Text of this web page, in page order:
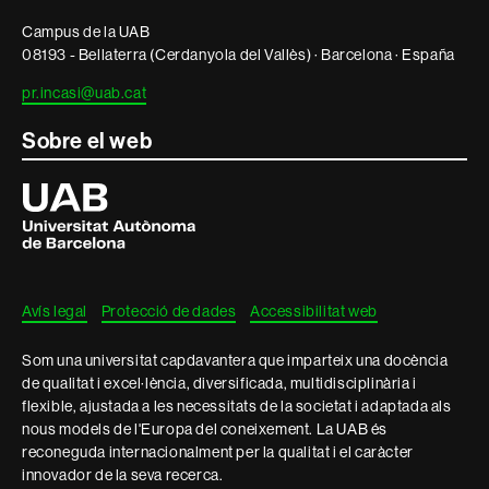
Campus de la UAB
08193 - Bellaterra (Cerdanyola del Vallès) · Barcelona · España
pr.incasi@uab.cat
Sobre el web
Universitat
Autònoma
de
Barcelona
Avís legal Protecció de dades Accessibilitat web
Som una universitat capdavantera que imparteix una docència
de qualitat i excel·lència, diversificada, multidisciplinària i
flexible, ajustada a les necessitats de la societat i adaptada als
nous models de l'Europa del coneixement. La UAB és
reconeguda internacionalment per la qualitat i el caràcter
innovador de la seva recerca.